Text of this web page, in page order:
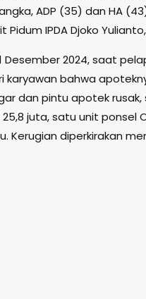
ADP (35) dan HA
IPDA Djoko Yulianto,
Desember 2024, saat
bahwa
dan pintu apotek
juta, satu unit ponsel
diperkirakan